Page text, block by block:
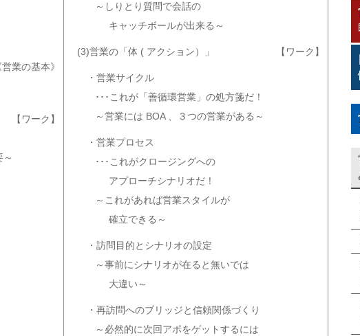
営業の基本》
【ワーク】
～しりとり質問で会話の
キャッチボールが出来る～
【ワーク】
(3)営業の「体 ( アクション）」
・営業サイクル
･･･これが「善循環営業」の処方箋だ！
～営業には BOA 、３つの営業がある～
・営業プロセス
･･･これがクロージングへの
アプローチシナリオだ！
～これがあれば営業スタイルが
確立できる～
・訪問目的とシナリオの設定
～事前にシナリオが在ると無いでは
大違い～
・再訪問へのブリッジと信頼関係づくり
～必然的に次回アポをゲットするには